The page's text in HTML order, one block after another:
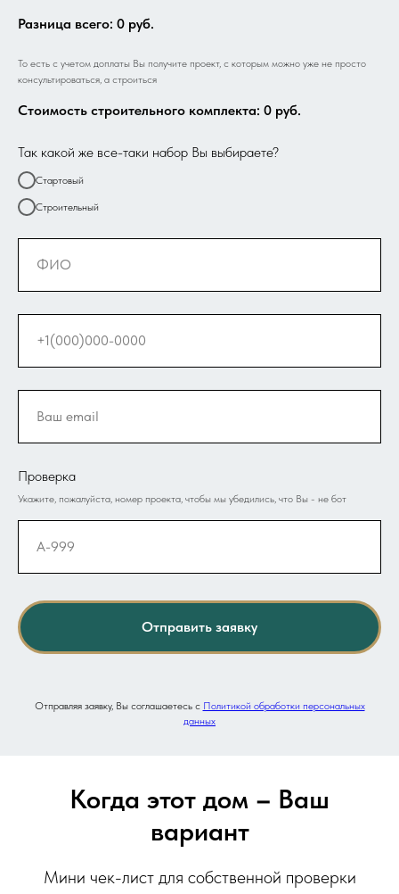
Разница всего: 0 руб.
То есть с учетом доплаты Вы получите проект, с которым можно уже не просто
консультироваться, а строиться
Стоимость строительного комплекта: 0 руб.
Так какой же все-таки набор Вы выбираете?
Стартовый
Строительный
Проверка
Укажите, пожалуйста, номер проекта, чтобы мы убедились, что Вы - не бот
Отправить заявку
Отправляя заявку, Вы соглашаетесь с Политикой обработки персональных
данных
Когда этот дом – Ваш
вариант
Мини чек-лист для собственной проверки